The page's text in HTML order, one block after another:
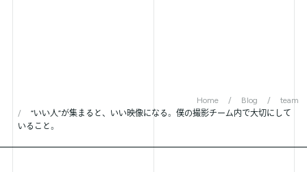
Home Blog
team
“いい人”が集まると、いい映像になる。僕の撮影チーム内で大切にして
いること。